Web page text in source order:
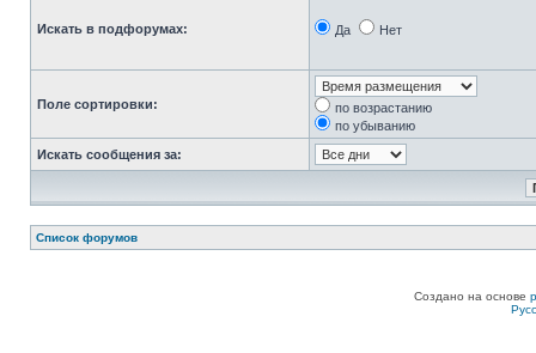
Искать в подфорумах: Да Нет
Поле сортировки:
по возрастанию
по убыванию
Искать сообщения за:
Список форумов
Создано на основе